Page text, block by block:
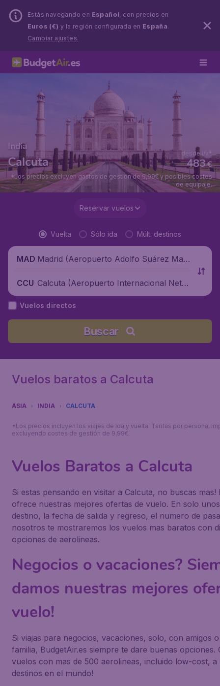
Estás navegando en Español, con precios en
Euros (€) y la región configurada en España.
Cambiar ajustes.
India
Calcuta €
483
desde i/v*
*Los precios excluyen gastos de gestión de 9,99€ y posibles costes
de equipaje.
Reservar vuelos
Vuelta Sólo ida Múlt. destinos
MAD Madrid (Aeropuerto Adolfo Suárez Madr
CCU Calcuta (Aeropuerto Internacional Netaji
Subhas Chandra Bose), India
Vuelos directos
Buscar
Vuelos baratos a Calcuta
ASIA INDIA CALCUTA
*Los precios incluyen los viajes de ida y vuelta. Tarifas por persona,
excluyendo costes de gestión de 9,99€.
Vuelos Baratos a Calcuta
Si estas pensando en visitar a Calcuta, no buscas mas!
ofrece nuestras mejores ofertas de vuelo. En solo
destino, la fecha de salida y regreso, el numero de
nosotros te mostraremos los vuelos mas baratos con
opciones de aerolineas.
Negocios o vacaciones?
damos nuestras mejores
vuelo!
Si viajas para negocios, vacaciones, solo, con amigos
familia, BudgetAir.es siempre te dare buenas opciones.
vuelos con mas de 500 aerolineas, incluido low-cost, a
destinos en el mundo!